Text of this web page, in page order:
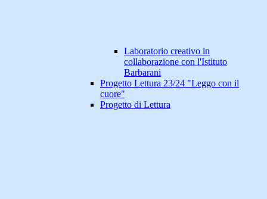
Laboratorio creativo in
collaborazione con l'Istituto
Barbarani
Progetto Lettura 23/24 "Leggo con il
cuore"
Progetto di Lettura